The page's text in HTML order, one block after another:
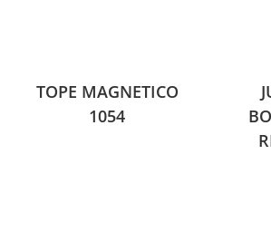
TOPE MAGNETICO
1054